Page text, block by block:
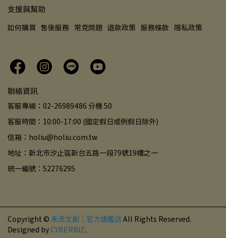
支援與幫助
如何購買 售後服務 常見問題 退款政策 服務條款 隱私政策
聯絡資訊
客服專線：02-26989486 分機 50
客服時間：10:00-17:00 (國定假日或例假日除外)
信箱：holiu@holiu.com.tw
地址：新北市汐止區新台五路一段79號19樓之一
統一編號：52276295
Copyright © 禾流文創｜官方旗艦店All Rights Reserved.
Designed by CYBERBIZ.